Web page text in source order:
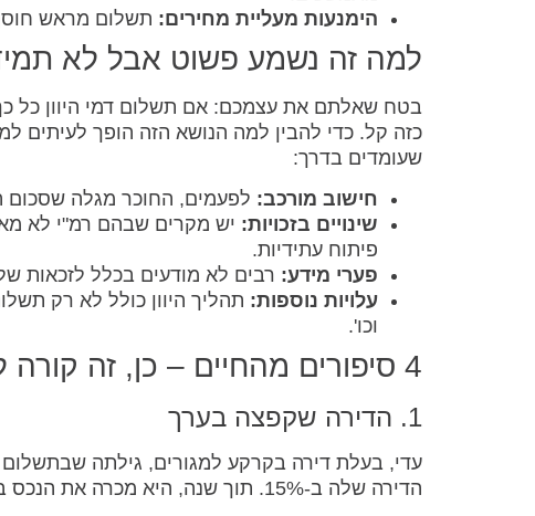
הימנעות מעליית מחירים: תשלום מראש
למה זה נשמע פשוט אבל לא
בטח שאלתם את עצמכם: אם תשלום דמי היוון כל
כזה קל. כדי להבין למה הנושא הזה הופך לעיתים
שעומדים בדרך:
חישוב מורכב: לפעמים, החוכר מגלה שסכום
שינויים בזכויות: יש מקרים שבהם רמ"י לא
פיתוח עתידיות.
פערי מידע: רבים לא מודעים בכלל לזכאות
עלויות נוספות: תהליך היוון כולל לא רק
וכו'.
4 סיפורים מהחיים – כן, זה קורה לכולם!
1. הדירה שקפצה בערך
הדירה שלה ב-15%. תוך שנה, היא מכרה את הנכס ברווח גדול.